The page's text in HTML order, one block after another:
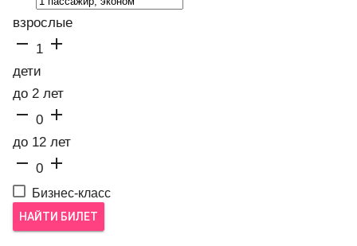
взрослые
 1 
дети
до 2 лет
 0 
до 12 лет
 0 
Бизнес-класс
НАЙТИ БИЛЕТ